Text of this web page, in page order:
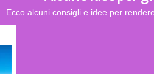
Ecco alcuni consigli e idee per